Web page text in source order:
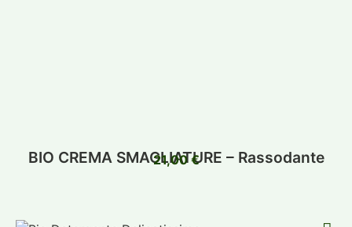
BIO CREMA SMAGLIATURE – Rassodante
21,00€